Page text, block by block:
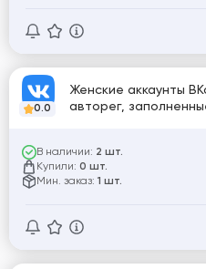
0.0
Женские аккаунты
авторег,
В наличии: 2 шт.
Купили: 0 шт.
Мин. заказ: 1 шт.